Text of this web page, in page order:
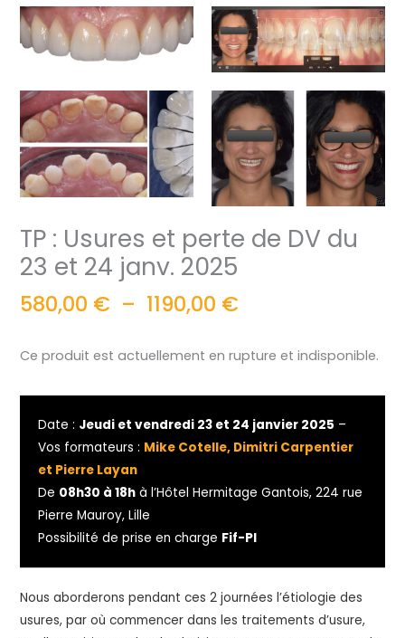
TP : Usures et perte de DV du
23 et 24 janv. 2025
580,00 € – 1190,00 €
Ce produit est actuellement en rupture et indisponible.
Date : Jeudi et vendredi 23 et 24 janvier 2025 –
Vos formateurs : Mike Cotelle, Dimitri Carpentier
et Pierre Layan
De 08h30 à 18h à l’Hôtel Hermitage Gantois, 224 rue
Pierre Mauroy, Lille
Possibilité de prise en charge Fif-Pl
Nous aborderons pendant ces 2 journées l’étiologie des
usures, par où commencer dans les traitements d’usure,